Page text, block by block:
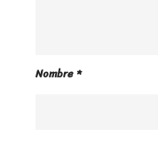
Nombre*